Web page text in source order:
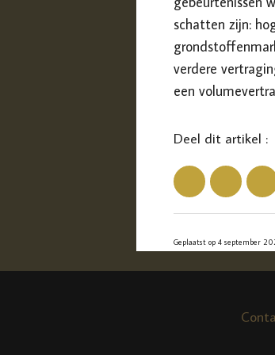
schatten zijn:
verdere
een
Deel dit artikel :
Geplaatst op 4 september